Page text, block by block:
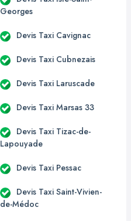
Georges
Devis Taxi Cavignac
Devis Taxi Cubnezais
Devis Taxi Laruscade
Devis Taxi Marsas 33
Devis Taxi Tizac-de-
Lapouyade
Devis Taxi Pessac
Devis Taxi Saint-Vivien-
de-Médoc